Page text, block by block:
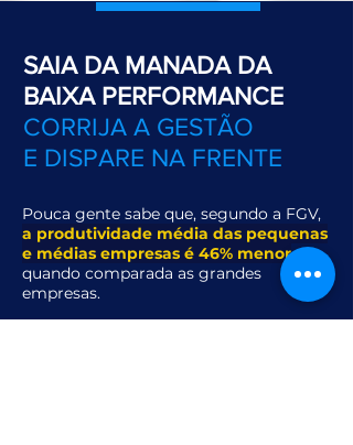
SAIA DA MANADA DA
BAIXA PERFORMANCE
CORRIJA A GESTÃO
E DISPARE NA FRENTE
Pouca gente sabe que, segundo a FGV,
a produtividade média das pequenas
e médias empresas é 46% menor
quando comparada as grandes
empresas.